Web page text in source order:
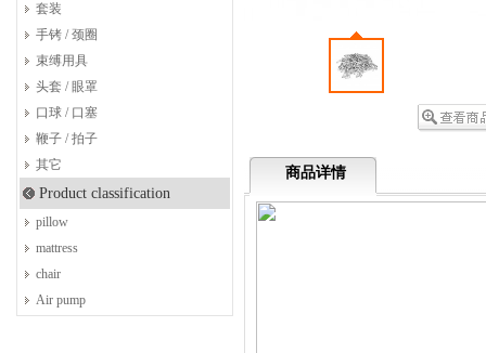
套装
手铐 / 颈圈
束缚用具
头套 / 眼罩
口球 / 口塞
鞭子 / 拍子
其它
Product classification
pillow
mattress
chair
Air pump
商品详情